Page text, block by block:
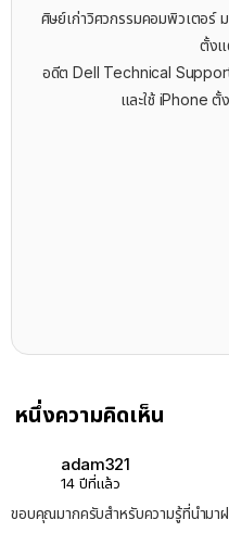
ศิษย์เก่าวิศวกรรมคอมพิวเตอ
ตั้ง
อดีต Dell Technical
และใช้ iPhone
หนึ่งความคิดเห็น
adam321
14 ปีที่แล้ว
ขอบคุณมากครับสำหรับความรู้ที่นำมา